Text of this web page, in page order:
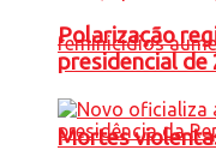
Mortes
Polarização
presidencial de